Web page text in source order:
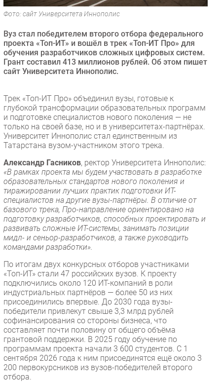
Безопасность
CIO/Управление ИТ
Гаджеты
Здоровье
РАЗДЕЛЫ
Новости
Аналитика
Интервью
Мероприятия
Проекты
IT класс
Тестовый стенд
Каталог компаний
Фото: сайт Университета Иннополис
Вуз стал победителем второго отбора федерального
проекта «Топ-ИТ» и вошёл в трек «Топ-ИТ Про» для
обучения разработчиков сложных цифровых систем.
Грант составил 413 миллионов рублей. Об этом пишет
сайт Университета Иннополис.
Трек «Топ-ИТ Про» объединил вузы, готовые к
глубокой трансформации образовательных программ
и подготовке специалистов нового поколения — не
только на своей базе, но и в университетах-партнёрах.
Университет Иннополис стал единственным из
Татарстана вузом-участником этого трека.
Александр Гасников, ректор Университета Иннополис:
«В рамках проекта мы будем участвовать в разработке
образовательных стандартов нового поколения и
тиражировании лучших практик подготовки ИТ-
специалистов на другие вузы-партнёры. В отличие от
базового трека, Про-направление ориентировано на
подготовку разработчиков, способных проектировать и
развивать сложные ИТ-системы, занимать позиции
мидл- и сеньор-разработчиков, а также руководить
командами разработки».
По итогам двух конкурсных отборов участниками
«Топ-ИТ» стали 47 российских вузов. К проекту
подключились около 120 ИТ-компаний в роли
индустриальных партнёров — более 50 из них
присоединились впервые. До 2030 года вузы-
победители привлекут свыше 3,3 млрд рублей
софинансирования со стороны бизнеса, что
составляет почти половину от общего объёма
грантовой поддержки. В 2025 году обучение по
программам проекта начали 3 600 студентов. С 1
сентября 2026 года к ним присоединятся ещё около 3
200 первокурсников из вузов-победителей второго
отбора.